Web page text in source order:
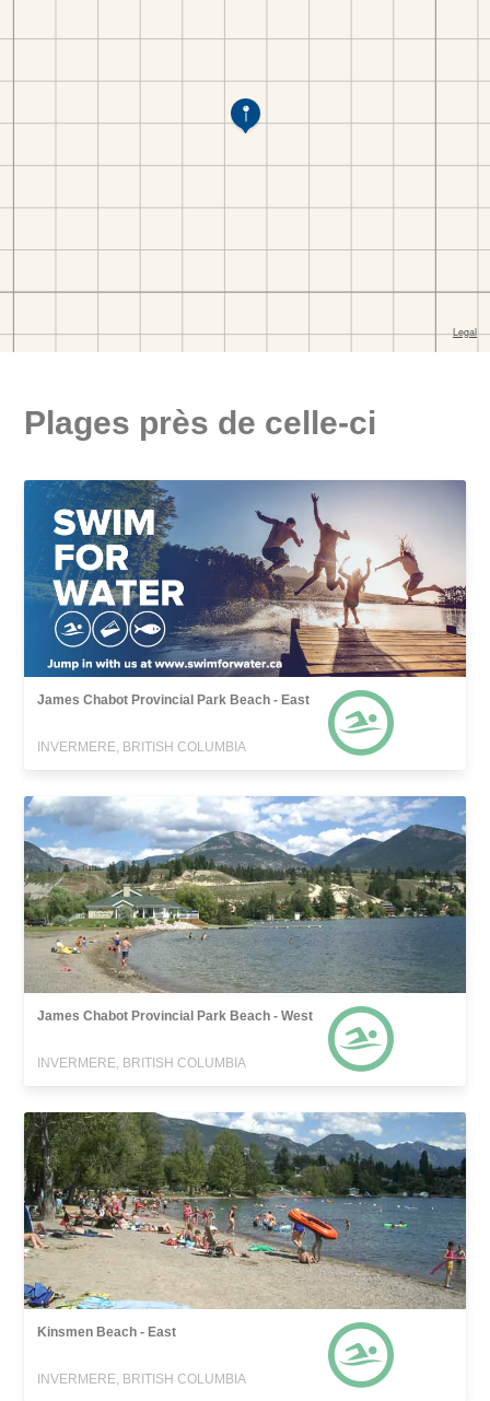
Plages près de celle-ci
James Chabot Provincial Park Beach - East
INVERMERE, BRITISH COLUMBIA
James Chabot Provincial Park Beach - West
INVERMERE, BRITISH COLUMBIA
Kinsmen Beach - East
INVERMERE, BRITISH COLUMBIA